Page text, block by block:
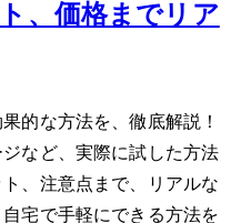
、価格までリア
的な方法を、徹底解説！
など、実際に試した方法
、注意点まで、リアルな
宅で手軽にできる方法を